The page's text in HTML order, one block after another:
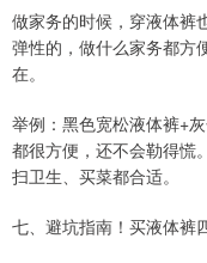
做家务的时候，穿液体裤
弹性的，做什么家务都方
在。
举例：黑色宽松液体裤+
都很方便，还不会勒得慌
扫卫生、买菜都合适。
七、避坑指南！买液体裤